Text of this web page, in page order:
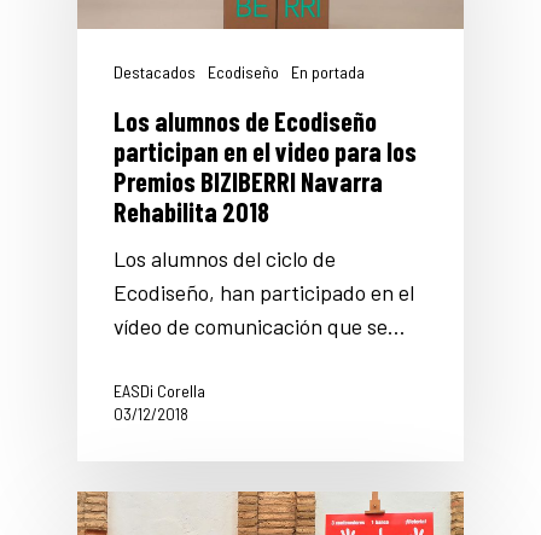
Destacados Ecodiseño En portada
Los alumnos de Ecodiseño
participan en el video para los
Premios BIZIBERRI Navarra
Rehabilita 2018
Los alumnos del ciclo de
Ecodiseño, han participado en el
vídeo de comunicación que se…
EASDi Corella
03/12/2018